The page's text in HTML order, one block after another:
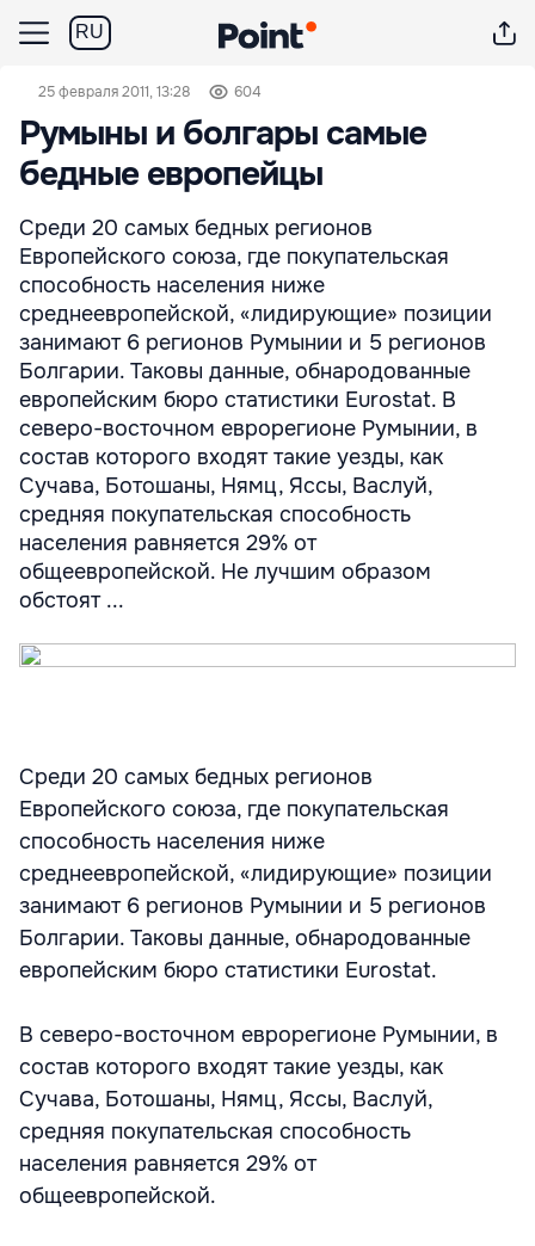
RU
25 февраля 2011, 13:28 604
Румыны и болгары самые
бедные европейцы
Среди 20 самых бедных регионов
Европейского союза, где покупательская
способность населения ниже
среднеевропейской, «лидирующие» позиции
занимают 6 регионов Румынии и 5 регионов
Болгарии. Таковы данные, обнародованные
европейским бюро статистики Eurostat. В
северо-восточном еврорегионе Румынии, в
состав которого входят такие уезды, как
Сучава, Ботошаны, Нямц, Яссы, Васлуй,
средняя покупательская способность
населения равняется 29% от
общеевропейской. Не лучшим образом
обстоят ...
Среди 20 самых бедных регионов
Европейского союза, где покупательская
способность населения ниже
среднеевропейской, «лидирующие» позиции
занимают 6 регионов Румынии и 5 регионов
Болгарии. Таковы данные, обнародованные
европейским бюро статистики Eurostat.
В северо-восточном еврорегионе Румынии, в
состав которого входят такие уезды, как
Сучава, Ботошаны, Нямц, Яссы, Васлуй,
средняя покупательская способность
населения равняется 29% от
общеевропейской.